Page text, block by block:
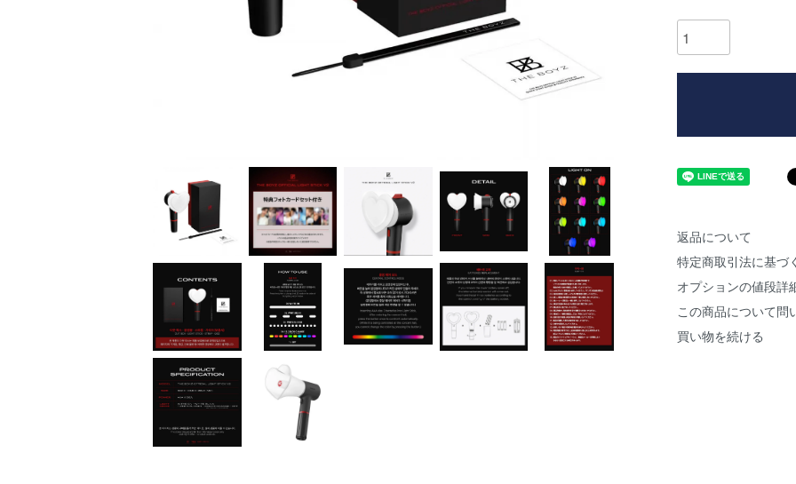
返品について
特定商取引法に基づ
オプションの値段詳
この商品について問
買い物を続ける